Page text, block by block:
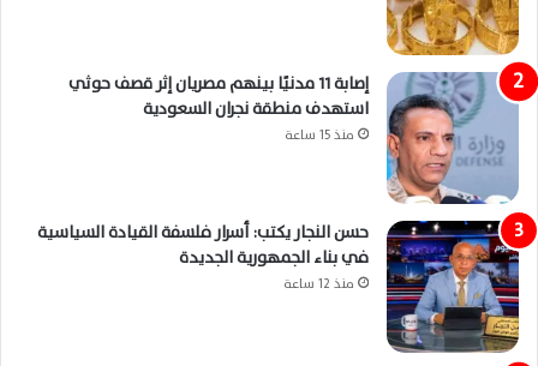
إصابة 11 مدنيًا بينهم مصريان إثر قصف حوثي
استهدف منطقة نجران السعودية
منذ 15 ساعة
حسن النجار يكتب: أسرار فلسفة القيادة السياسية
في بناء الجمهورية الجديدة
منذ 12 ساعة